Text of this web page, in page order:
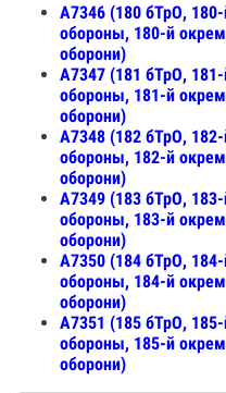
А7346 (180 бТрО,
обороны, 180-й
оборони)
А7347 (181 бТрО,
обороны, 181-й
оборони)
А7348 (182 бТрО,
обороны, 182-й
оборони)
А7349 (183 бТрО,
обороны, 183-й
оборони)
А7350 (184 бТрО,
обороны, 184-й
оборони)
А7351 (185 бТрО,
обороны, 185-й
оборони)